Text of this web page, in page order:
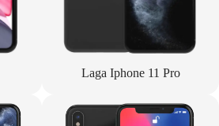
Laga Iphone 11 Pro